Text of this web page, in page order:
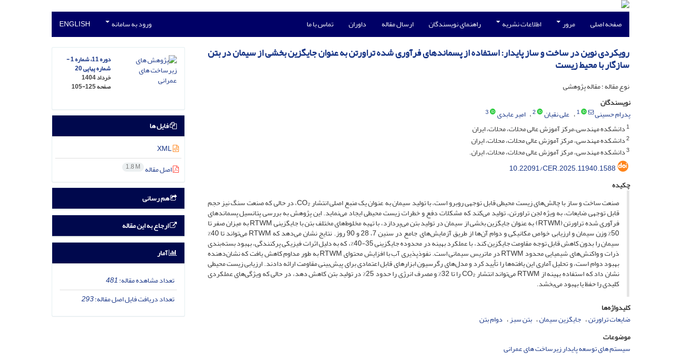
صفحه اصلی مرور اطلاعات نشریه راهنمای نویسندگان ارسال مقاله داوران تماس با ما ورود به سامانه ENGLISH
رویکردی نوین در ساخت و ساز پایدار: استفاده از پسماندهای فرآوری شده تراورتن به عنوان جایگزین بخشی از سیمان در بتن
سازگار با محیط زیست
نوع مقاله : مقاله پژوهشی
نویسندگان
پدرام حسینی
1 علی نقیان 2 امیر عابدی
3
1دانشکده مهندسی،مرکز آموزش عالی محلات، محلات، ایران
2دانشکده مهندسی، مرکز آموزش عالی محلات، محلات، ایران
3دانشکده مهندسی، مرکز آموزش عالی محلات، محلات، ایران.
10.22091/CER.2025.11940.1588
چکیده
صنعت ساخت و ساز با چالش‌های زیست محیطی قابل توجهی روبرو است، با تولید سیمان به عنوان یک منبع اصلی انتشار CO₂، در حالی که صنعت سنگ نیز حجم
قابل توجهی ضایعات، به ویژه لجن تراورتن، تولید می‌کند که مشکلات دفع و خطرات زیست محیطی ایجاد می‌نماید. این پژوهش به بررسی پتانسیل پسماندهای
فرآوری شده تراورتن (RTWM) به عنوان جایگزین بخشی از سیمان در تولید بتن می‌پردازد، با تهیه مخلوط‌های مختلف بتن با جایگزینی RTWM به میزان صفر تا
50% وزن سیمان و ارزیابی خواص مکانیکی و دوام آن‌ها از طریق آزمایش‌های جامع در سنین 7، 28 و 90 روز. نتایج نشان می‌دهد که RTWM می‌تواند تا 40%
سیمان را بدون کاهش قابل توجه مقاومت جایگزین کند، با عملکرد بهینه در محدوده جایگزینی 35-40%، که به دلیل اثرات فیزیکی پرکنندگی، بهبود بسته‌بندی
ذرات و واکنش‌های شیمیایی محدود RTWM در ماتریس سیمانی است. نفوذپذیری آب با افزایش محتوای RTWM به طور مداوم کاهش یافت که نشان‌دهنده
بهبود دوام است، و تحلیل آماری این یافته‌ها را تأیید کرد و مدل‌های رگرسیون ابزارهای قابل اعتمادی برای پیش‌بینی مقاومت ارائه دادند. ارزیابی زیست محیطی
نشان داد که استفاده بهینه از RTWM می‌تواند انتشار CO₂ را تا 32% و مصرف انرژی را حدود 25% در تولید بتن کاهش دهد، در حالی که ویژگی‌های عملکردی
کلیدی را حفظ یا بهبود می‌بخشد.
کلیدواژه‌ها
ضایعات تراورتن جایگزین سیمان بتن سبز دوام بتن
موضوعات
سیستم های توسعه پایدار زیرساخت های عمرانی
دوره 11، شماره 1 -
شماره پیاپی 20
خرداد 1404
صفحه105-125
فایل ها
XML
اصل مقاله 1.8 M
هم رسانی
ارجاع به این مقاله
آمار
تعداد مشاهده مقاله:481
تعداد دریافت فایل اصل مقاله:293